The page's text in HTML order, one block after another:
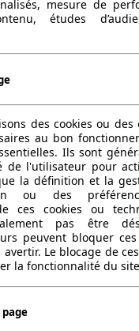
kg
mesure de
études
des cookies ou des
au bon
Ils sont
de l'utilisateur pour
la définition et la
ou des
ces cookies ou
pas être
peuvent bloquer ces
Le blocage de
la fonctionnalité du